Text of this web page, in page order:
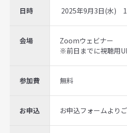
日時 2025年9月3日(水)
会場
Zoomウェビナー
※前日までに視聴用
参加費 無料
お申込 お申込フォームより